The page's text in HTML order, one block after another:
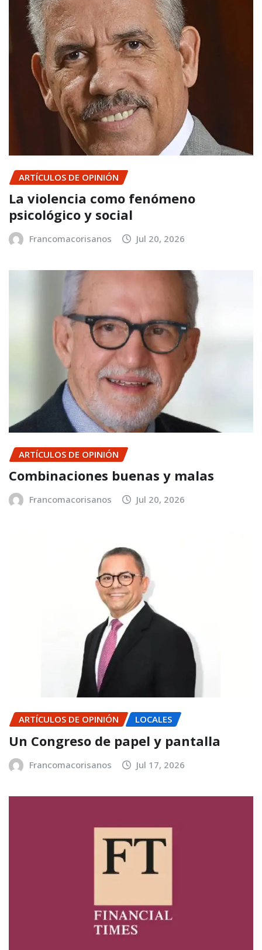
ARTÍCULOS DE OPINIÓN
La violencia como fenómeno
psicológico y social
Francomacorisanos Jul 20, 2026
ARTÍCULOS DE OPINIÓN
Combinaciones buenas y malas
Francomacorisanos Jul 20, 2026
ARTÍCULOS DE OPINIÓN LOCALES
Un Congreso de papel y pantalla
Francomacorisanos Jul 17, 2026